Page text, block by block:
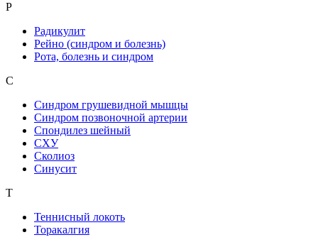
Р
Радикулит
Рейно (синдром и болезнь)
Рота, болезнь и синдром
С
Синдром грушевидной мышцы
Синдром позвоночной артерии
Спондилез шейный
СХУ
Сколиоз
Синусит
Т
Теннисный локоть
Торакалгия